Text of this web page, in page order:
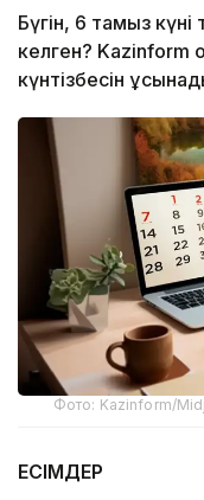
Бүгін, 6 тамыз
келген? Kazinform
күнтізбесін
Фото: Kazinform/
ЕСІМДЕР